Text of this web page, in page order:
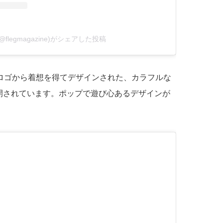
がシェアした投稿
から着想を得てデザインされた、カラフルな
れています。ポップで遊び心あるデザインが